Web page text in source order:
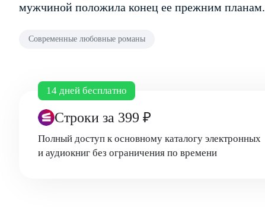
мужчиной положила конец ее прежним планам.
Современные любовные романы
14 дней бесплатно
Строки за 399 ₽
Полный доступ к основному каталогу электронных
и аудиокниг без ограничения по времени